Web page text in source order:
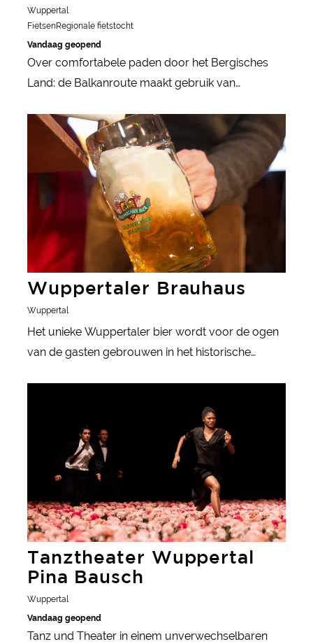
Wuppertal
FietsenRegionale fietstocht
Vandaag geopend
Over comfortabele paden door het Bergisches
Land: de Balkanroute maakt gebruik van
helemaal tot aan de laagvlakte van de Rijn.
Wuppertaler Brauhaus
Wuppertal
Het unieke Wuppertaler bier wordt voor de ogen
van de gasten gebrouwen in het historische
meer informatie
Tanztheater Wuppertal
Pina Bausch
Wuppertal
Vandaag geopend
Tanz und Theater in einem unverwechselbaren